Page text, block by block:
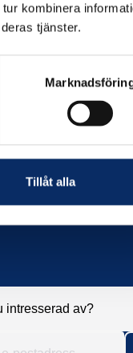
kombinera
tjänster.
Tillåt alla